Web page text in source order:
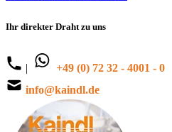
Ihr direkter Draht zu uns
|
+49 (0) 72 32 - 4001 - 0
info@kaindl.de